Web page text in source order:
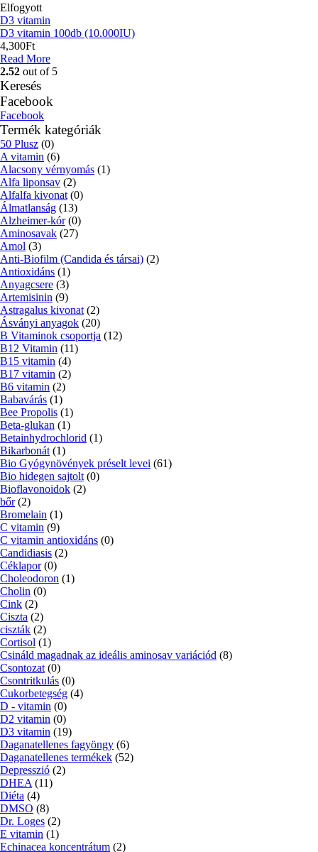
Elfogyott
D3 vitamin
D3 vitamin 100db (10.000IU)
4,300Ft
Read More
2.52 out of 5
Keresés
Facebook
Facebook
Termék kategóriák
50 Plusz (0)
A vitamin (6)
Alacsony vérnyomás (1)
Alfa liponsav (2)
Alfalfa kivonat (0)
Álmatlanság (13)
Alzheimer-kór (0)
Aminosavak (27)
Amol (3)
Anti-Biofilm (Candida és társai) (2)
Antioxidáns (1)
Anyagcsere (3)
Artemisinin (9)
Astragalus kivonat (2)
Ásványi anyagok (20)
B Vitaminok csoportja (12)
B12 Vitamin (11)
B15 vitamin (4)
B17 vitamin (2)
B6 vitamin (2)
Babavárás (1)
Bee Propolis (1)
Beta-glukan (1)
Betainhydrochlorid (1)
Bikarbonát (1)
Bio Gyógynövények préselt levei (61)
Bio hidegen sajtolt (0)
Bioflavonoidok (2)
bőr (2)
Bromelain (1)
C vitamin (9)
C vitamin antioxidáns (0)
Candidiasis (2)
Céklapor (0)
Choleodoron (1)
Cholin (0)
Cink (2)
Ciszta (2)
ciszták (2)
Cortisol (1)
Csináld magadnak az ideális aminosav variációd (8)
Csontozat (0)
Csontritkulás (0)
Cukorbetegség (4)
D - vitamin (0)
D2 vitamin (0)
D3 vitamin (19)
Daganatellenes fagyöngy (6)
Daganatellenes termékek (52)
Depresszió (2)
DHEA (11)
Diéta (4)
DMSO (8)
Dr. Loges (2)
E vitamin (1)
Echinacea koncentrátum (2)